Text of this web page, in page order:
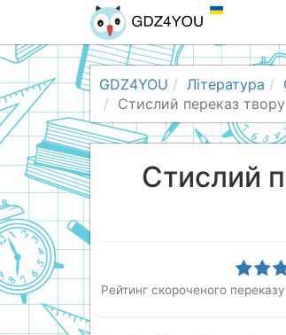
GDZ4YOU Література
Стислий переказ
Стислий
Рейтинг скороченого переказу